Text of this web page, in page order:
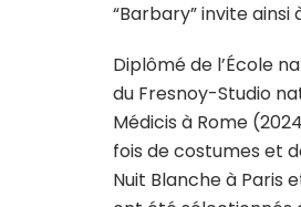
“Barbary” invite
Diplômé de l’École
du Fresnoy-Studio
Médicis à Rome
fois de costumes et
Nuit Blanche à Paris